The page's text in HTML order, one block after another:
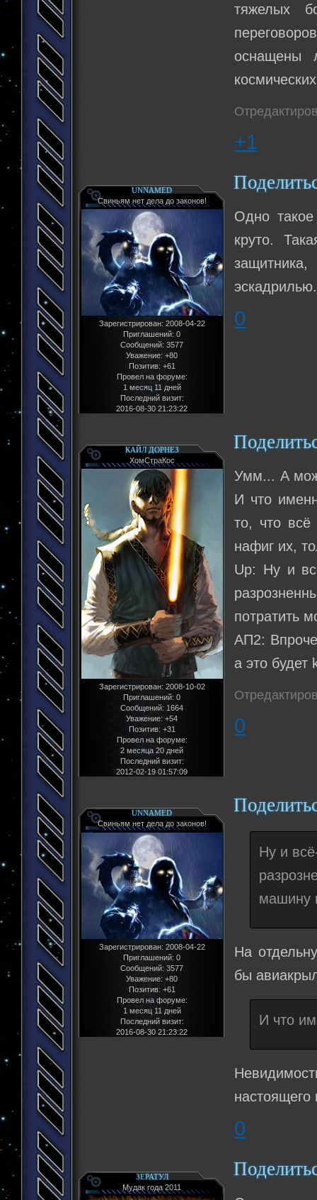
тяжелых
оснащены
+1
UNNAMED
Свиньям нет дела до законов!
Зарегистрирован: 2008-04-22
Приглашений: 0
Сообщений: 3577
Уважение: +80
Позитив: +61
Провел на форуме:
1 месяц 11 дней
Последний визит:
2016-08-30 21:23:22
Одно
круто.
эскадрилью.
0
КАЙЛ ДОРНЕЗ
ХомСтраКос
Зарегистрирован: 2008-10-02
Приглашений: 0
Сообщений: 1664
Уважение: +54
Позитив: +31
Провел на форуме:
2 месяца 20 дней
Последний визит:
2012-02-19 01:57:09
Умм... А
И что
то, что всё
нафиг их,
Up: Ну и
потратить
АП2:
а это будет
0
UNNAMED
Свиньям нет дела до законов!
Зарегистрирован: 2008-04-22
Приглашений: 0
Сообщений: 3577
Уважение: +80
Позитив: +61
Провел на форуме:
1 месяц 11 дней
Последний визит:
2016-08-30 21:23:22
Ну и
машину
На
бы
И что
настоящего
0
ЗЕРАТУЛ
Мудак года 2011